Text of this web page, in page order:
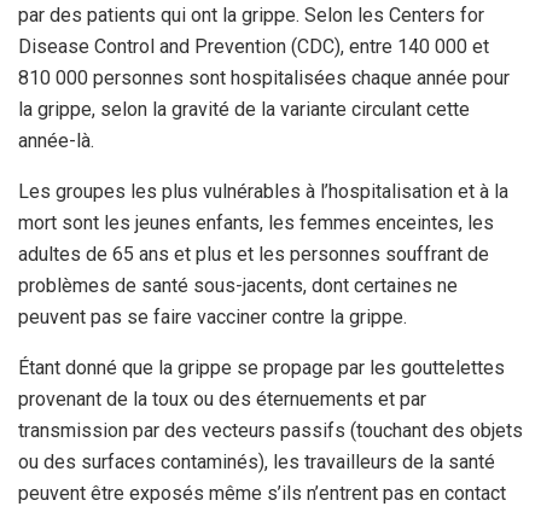
par des patients qui ont la grippe. Selon les Centers for
Disease Control and Prevention (CDC), entre 140 000 et
810 000 personnes sont hospitalisées chaque année pour
la grippe, selon la gravité de la variante circulant cette
année-là.
Les groupes les plus vulnérables à l’hospitalisation et à la
mort sont les jeunes enfants, les femmes enceintes, les
adultes de 65 ans et plus et les personnes souffrant de
problèmes de santé sous-jacents, dont certaines ne
peuvent pas se faire vacciner contre la grippe.
Étant donné que la grippe se propage par les gouttelettes
provenant de la toux ou des éternuements et par
transmission par des vecteurs passifs (touchant des objets
ou des surfaces contaminés), les travailleurs de la santé
peuvent être exposés même s’ils n’entrent pas en contact